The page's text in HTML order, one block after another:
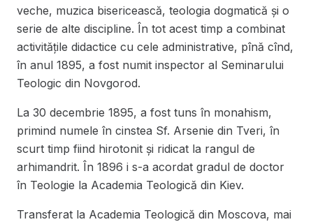
veche, muzica bisericească, teologia dogmatică și o
serie de alte discipline. În tot acest timp a combinat
activitățile didactice cu cele administrative, pînă cînd,
în anul 1895, a fost numit inspector al Seminarului
Teologic din Novgorod.
La 30 decembrie 1895, a fost tuns în monahism,
primind numele în cinstea Sf. Arsenie din Tveri, în
scurt timp fiind hirotonit și ridicat la rangul de
arhimandrit. În 1896 i s-a acordat gradul de doctor
în Teologie la Academia Teologică din Kiev.
Transferat la Academia Teologică din Moscova, mai